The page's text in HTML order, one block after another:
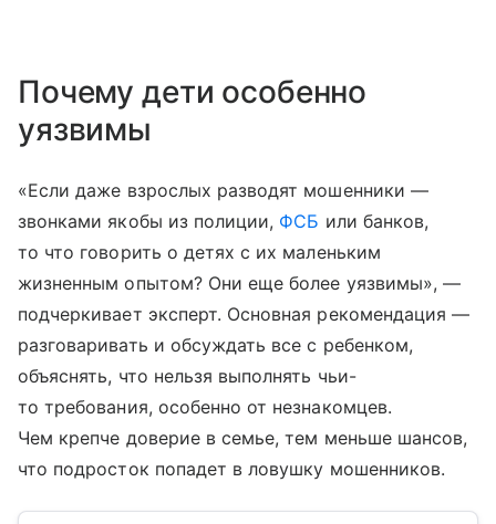
Почему дети особенно
уязвимы
«Если даже взрослых разводят мошенники —
звонками якобы из полиции, ФСБ или банков,
то что говорить о детях с их маленьким
жизненным опытом? Они еще более уязвимы», —
подчеркивает эксперт. Основная рекомендация —
разговаривать и обсуждать все с ребенком,
объяснять, что нельзя выполнять чьи-
то требования, особенно от незнакомцев.
Чем крепче доверие в семье, тем меньше шансов,
что подросток попадет в ловушку мошенников.